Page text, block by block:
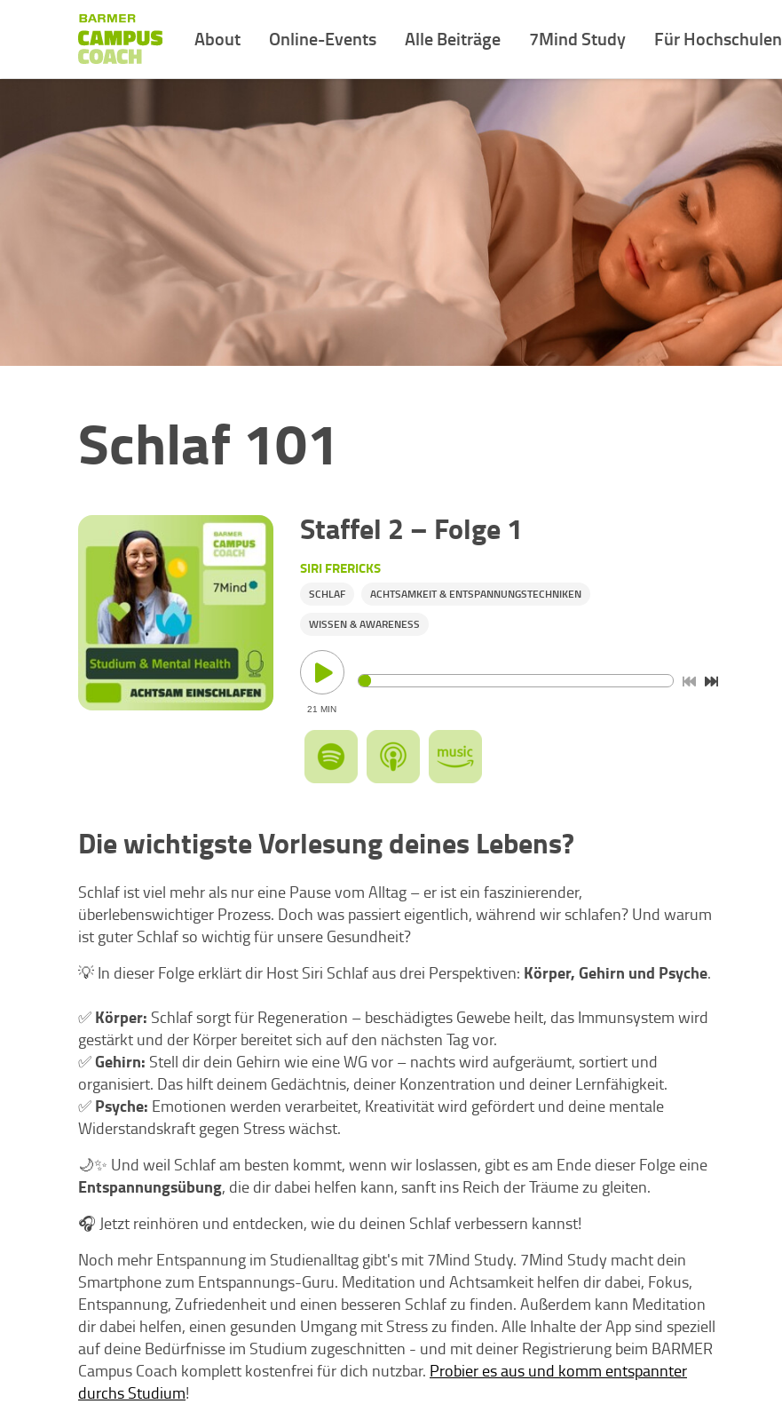
About Online-Events Alle Beiträge 7Mind Study Für Hochschulen
Schlaf 101
Staffel 2 – Folge 1
SIRI FRERICKS
SCHLAF
ACHTSAMKEIT & ENTSPANNUNGSTECHNIKEN
WISSEN & AWARENESS
21 MIN
Die wichtigste Vorlesung deines Lebens?
Schlaf ist viel mehr als nur eine Pause vom Alltag – er ist ein faszinierender,
überlebenswichtiger Prozess. Doch was passiert eigentlich, während wir schlafen? Und warum
ist guter Schlaf so wichtig für unsere Gesundheit?
💡 In dieser Folge erklärt dir Host Siri Schlaf aus drei Perspektiven: Körper, Gehirn und Psyche.
✅ Körper: Schlaf sorgt für Regeneration – beschädigtes Gewebe heilt, das Immunsystem wird
gestärkt und der Körper bereitet sich auf den nächsten Tag vor.
✅Gehirn: Stell dir dein Gehirn wie eine WG vor – nachts wird aufgeräumt, sortiert und
organisiert. Das hilft deinem Gedächtnis, deiner Konzentration und deiner Lernfähigkeit.
✅ Psyche: Emotionen werden verarbeitet, Kreativität wird gefördert und deine mentale
Widerstandskraft gegen Stress wächst.
🌙✨ Und weil Schlaf am besten kommt, wenn wir loslassen, gibt es am Ende dieser Folge eine
Entspannungsübung, die dir dabei helfen kann, sanft ins Reich der Träume zu gleiten.
🎧 Jetzt reinhören und entdecken, wie du deinen Schlaf verbessern kannst!
Noch mehr Entspannung im Studienalltag gibt's mit 7Mind Study. 7Mind Study macht dein
Smartphone zum Entspannungs-Guru. Meditation und Achtsamkeit helfen dir dabei, Fokus,
Entspannung, Zufriedenheit und einen besseren Schlaf zu finden. Außerdem kann Meditation
dir dabei helfen, einen gesunden Umgang mit Stress zu finden. Alle Inhalte der App sind speziell
auf deine Bedürfnisse im Studium zugeschnitten - und mit deiner Registrierung beim BARMER
Campus Coach komplett kostenfrei für dich nutzbar. Probier es aus und komm entspannter
durchs Studium!